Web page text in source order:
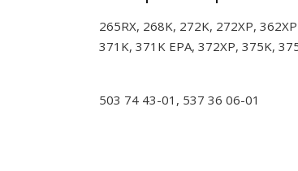
265RX, 268K, 272K, 272XP,
371K, 371K EPA, 372XP, 375K,
503 74 43-01, 537 36 06-01